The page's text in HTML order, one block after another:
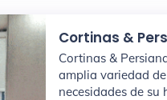
Cortinas &
Cortinas &
amplia variedad de
necesidades de su